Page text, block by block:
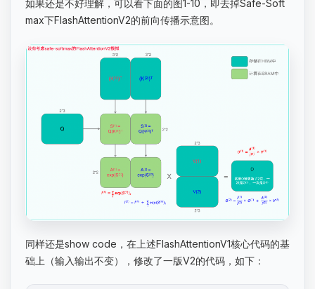
如果还是不好理解，可以看下面的图1-10，即去掉Safe-Soft
max下FlashAttentionV2的前向传播示意图。
同样还是show code，在上述FlashAttentionV1核心代码的基
础上（输入输出不变），修改了一版V2的代码，如下：